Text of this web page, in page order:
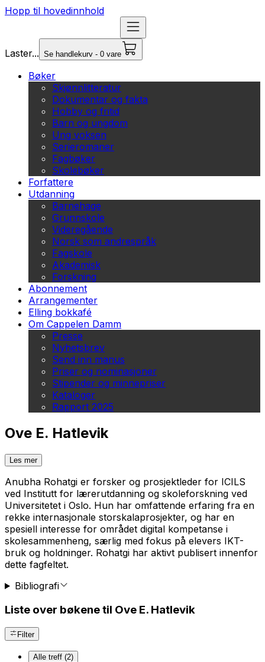
Hopp til hovedinnhold
Laster... Se handlekurv - 0 vare
Bøker
Skjønnlitteratur
Dokumentar og fakta
Hobby og fritid
Barn og ungdom
Ung voksen
Serieromaner
Fagbøker
Skolebøker
Forfattere
Utdanning
Barnehage
Grunnskole
Videregående
Norsk som andrespråk
Fagskole
Akademisk
Forskning
Abonnement
Arrangementer
Elling bokkafé
Om Cappelen Damm
Presse
Nyhetsbrev
Send inn manus
Priser og nominasjoner
Stipender og minnepriser
Kataloger
Rapport 2025
Ove E. Hatlevik
Les mer
Anubha Rohatgi er forsker og prosjektleder for ICILS
ved Institutt for lærerutdanning og skoleforskning ved
Universitetet i Oslo. Hun har omfattende erfaring fra en
rekke internasjonale storskalaprosjekter, og har en
spesiell interesse for området digital kompetanse i
skolesammenheng, særlig med fokus på elevers IKT-
bruk og holdninger. Rohatgi har aktivt publisert innenfor
dette fagfeltet.
Bibliografi
Liste over bøkene til Ove E. Hatlevik
Filter
Alle treff (2)